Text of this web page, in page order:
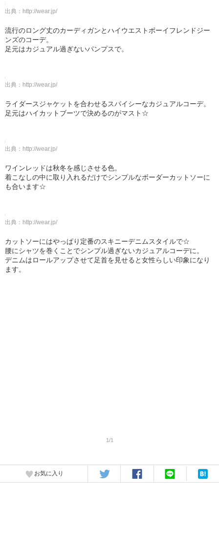
出典： http://wear.jp/
流行のロング丈のカーディガンとハイウエストボーイフレンドジー
ンズのコーデ。
足元はカジュアル過ぎないパンプスで。
出典： http://wear.jp/
ライダースジャケットを合わせるスパイシーなカジュアルコーデ。
足元はハイカットブーツで決めるのがマスト☆
出典： http://wear.jp/
ワインレッドは秋冬を感じさせる色。
着こなしの中に取り入れるだけでシンプルなボーダーカットソーに
も合います☆
出典： http://wear.jp/
カットソーにはやっぱり定番のスキニーデニムスタイルで☆
腰にシャツを巻くことでシンプル過ぎないカジュアルコーデに。
デニムはロールアップさせて足首を見せると女性らしい印象になり
ます。
1/1
お気に入り